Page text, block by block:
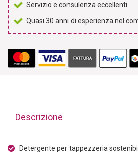
Servizio e consulenza eccellenti
Quasi 30 anni di esperienza nel
Descrizione
Detergente per tappezzeria